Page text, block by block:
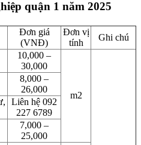
quận 1 năm 2025
Đơn giá
(VNĐ)
Đơn vị
tính
Ghi chú
10,000 –
30,000
m2
8,000 –
26,000
Liên hệ 092
227 6789
7,000 –
25,000